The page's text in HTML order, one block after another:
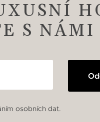
S NÁMI
osobních dat.